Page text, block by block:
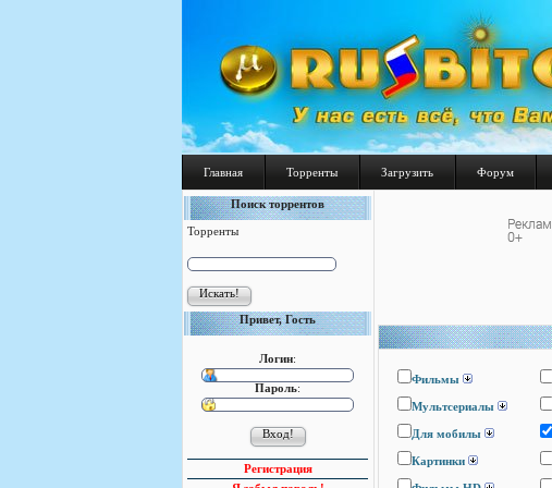
Главная Торренты Загрузить Форум
Поиск торрентов
Торренты
Привет, Гость
Логин:
Пароль:
Регистрация
Фильмы
Мультсериалы
Для мобилы
Картинки